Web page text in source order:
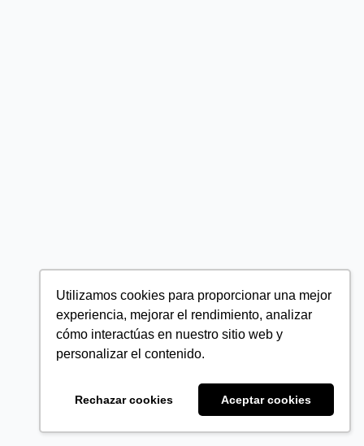
Utilizamos cookies para proporcionar una mejor
experiencia, mejorar el rendimiento, analizar
cómo interactúas en nuestro sitio web y
personalizar el contenido.
Rechazar cookies Aceptar cookies